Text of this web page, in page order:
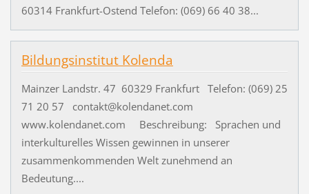
60314 Frankfurt-Ostend Telefon: (069) 66 40 38...
Bildungsinstitut Kolenda
Mainzer Landstr. 47 60329 Frankfurt Telefon: (069) 25
71 20 57 contakt@kolendanet.com
www.kolendanet.com Beschreibung: Sprachen und
interkulturelles Wissen gewinnen in unserer
zusammenkommenden Welt zunehmend an
Bedeutung....